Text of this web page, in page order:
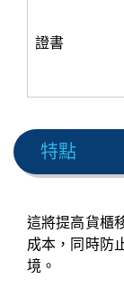
證書
特點
這將提高貨櫃
成本，同時防
境。